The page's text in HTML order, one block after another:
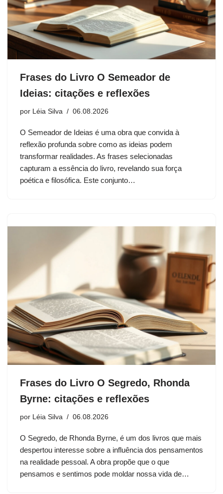
Frases do Livro O Semeador de
Ideias: citações e reflexões
por Léia Silva 06.08.2026
O Semeador de Ideias é uma obra que convida à
reflexão profunda sobre como as ideias podem
transformar realidades. As frases selecionadas
capturam a essência do livro, revelando sua força
poética e filosófica. Este conjunto…
Frases do Livro O Segredo, Rhonda
Byrne: citações e reflexões
por Léia Silva 06.08.2026
O Segredo, de Rhonda Byrne, é um dos livros que mais
despertou interesse sobre a influência dos pensamentos
na realidade pessoal. A obra propõe que o que
pensamos e sentimos pode moldar nossa vida de…